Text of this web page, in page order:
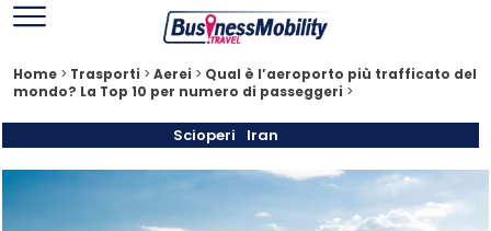
Home > Trasporti > Aerei > Qual è l’aeroporto più trafficato del
mondo? La Top 10 per numero di passeggeri >
Scioperi Iran